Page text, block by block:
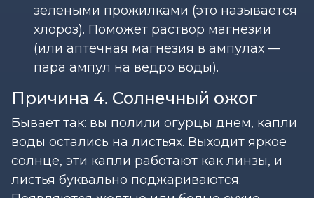
зелеными прожилками (это называется
хлороз). Поможет раствор магнезии
(или аптечная магнезия в ампулах —
пара ампул на ведро воды).
Причина 4. Солнечный ожог
Бывает так: вы полили огурцы днем, капли
воды остались на листьях. Выходит яркое
солнце, эти капли работают как линзы, и
листья буквально поджариваются.